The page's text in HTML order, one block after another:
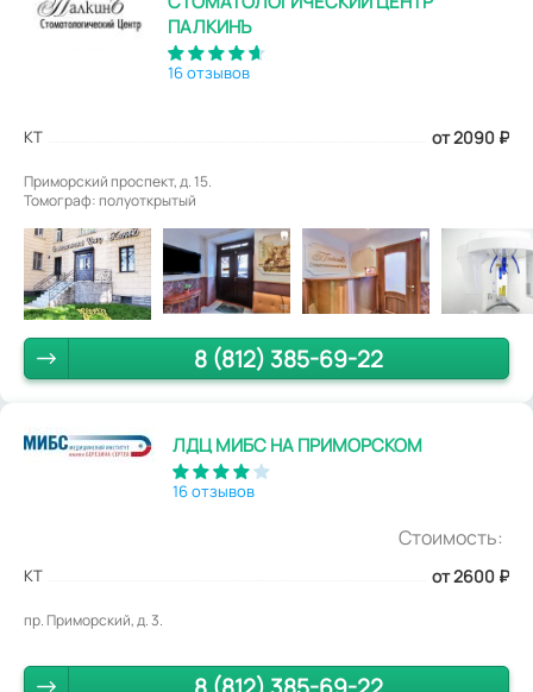
ПАЛКИНЪ
16 отзывов
КТ от 2090 ₽
Приморский проспект, д. 15.
Томограф: полуоткрытый
8 (812) 385-69-22
ЛДЦ МИБС НА ПРИМОРСКОМ
16 отзывов
Стоимость:
КТ от 2600 ₽
пр. Приморский, д. 3.